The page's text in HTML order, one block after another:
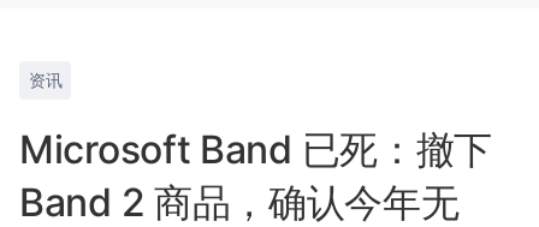
资讯
Microsoft Band 已死：撤下
Band 2 商品，确认今年无